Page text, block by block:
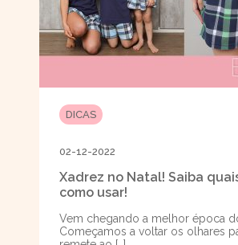
DICAS
02-12-2022
Xadrez no Natal! Saiba
como usar!
Vem chegando a melhor época
Começamos a voltar os olhares